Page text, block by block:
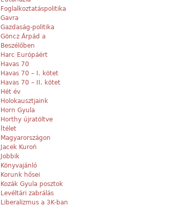
Foglalkoztatáspolitika
Gavra
Gazdaság-politika
Göncz Árpád a
Beszélőben
Harc Európáért
Havas 70
Havas 70 – I. kötet
Havas 70 – II. kötet
Hét év
Holokausztjaink
Horn Gyula
Horthy újratöltve
Ítélet
Magyarországon
Jacek Kuroń
Jobbik
Könyvajánló
Korunk hősei
Kozák Gyula posztok
Levéltári zabrálás
Liberalizmus a 3K-ban